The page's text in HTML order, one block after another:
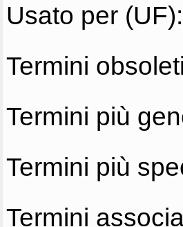
Usato per (UF):
Termini
Termini più
Termini più
Termini